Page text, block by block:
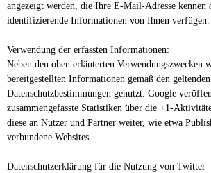
angezeigt werden, die Ihre E-Mail-Adresse kennen
identifizierende Informationen von Ihnen verfügen.
Verwendung der erfassten Informationen:
Neben den oben erläuterten Verwendungszwecken
bereitgestellten Informationen gemäß den
Datenschutzbestimmungen genutzt. Google
zusammengefasste Statistiken über die +1-
diese an Nutzer und Partner weiter, wie etwa
verbundene Websites.
Datenschutzerklärung für die Nutzung von Twitter